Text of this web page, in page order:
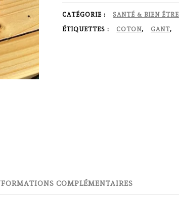
-
palmes
CATÉGORIE : SANTÉ & BIEN ÊTRE
ÉTIQUETTES : COTON, GANT,
COMPLÉMENTAIRES